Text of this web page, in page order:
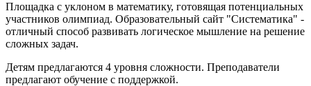
Площадка с уклоном в математику, готовящая потенциальных
участников олимпиад. Образовательный сайт "Систематика" -
отличный способ развивать логическое мышление на решение
сложных задач.
Детям предлагаются 4 уровня сложности. Преподаватели
предлагают обучение с поддержкой.